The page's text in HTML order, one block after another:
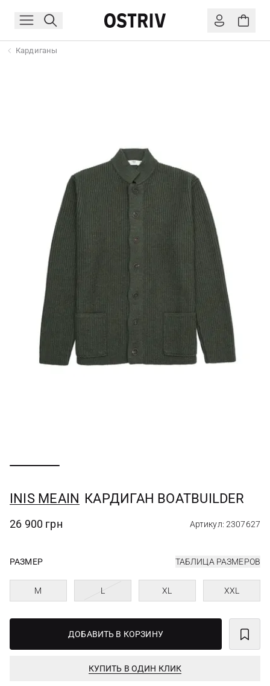
Кардиганы
INIS MEAIN КАРДИГАН BOATBUILDER
26 900 грн Артикул: 2307627
РАЗМЕР ТАБЛИЦА РАЗМЕРОВ
M L XL XXL
ДОБАВИТЬ В КОРЗИНУ
КУПИТЬ В ОДИН КЛИК